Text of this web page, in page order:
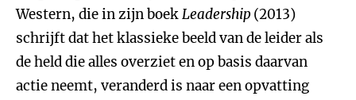
Western, die in zijn boekLeadership (2013)
schrijft dat het klassieke beeld van de leider als
de held die alles overziet en op basis daarvan
actie neemt, veranderd is naar een opvatting